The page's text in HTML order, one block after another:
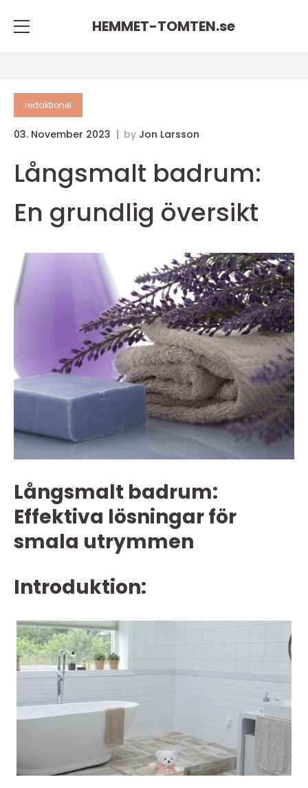
HEMMET-TOMTEN.se
redaktionel
03. November 2023 by Jon Larsson
Långsmalt badrum:
En grundlig översikt
Långsmalt badrum:
Effektiva lösningar för
smala utrymmen
Introduktion: